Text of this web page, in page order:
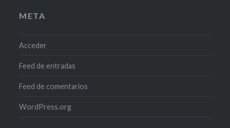
META
Acceder
Feed de entradas
Feed de comentarios
WordPress.org